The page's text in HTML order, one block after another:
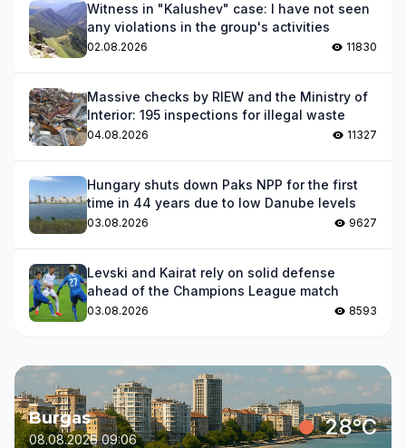
Witness in "Kalushev" case: I have not seen
any violations in the group's activities
02.08.2026 11830
Massive checks by RIEW and the Ministry of
Interior: 195 inspections for illegal waste
04.08.2026 11327
Hungary shuts down Paks NPP for the first
time in 44 years due to low Danube levels
03.08.2026 9627
Levski and Kairat rely on solid defense
ahead of the Champions League match
03.08.2026 8593
Burgas
08.08.2026 09:06 28°C